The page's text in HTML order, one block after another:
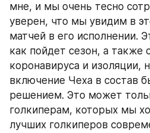
мне, и мы очень тесно
уверен, что мы увидим в
матчей в его исполнении.
как пойдет сезон, а также
коронавируса и изоляции,
включение Чеха в состав
решением. Это может
голкиперам, которых мы
лучших голкиперов